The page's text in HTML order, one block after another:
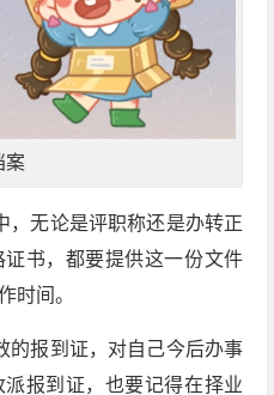
案
，无论是评职称还是办转正
书，都要提供这一份文件
时间。
的报到证，对自己今后办事
报到证，也要记得在择业